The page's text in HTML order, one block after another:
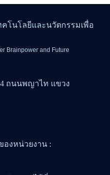
โนโลยีและนวัตกรรมเพื่อ
Brainpower and Future
ถนนพญาไท แขวง
งหน่วยงาน :